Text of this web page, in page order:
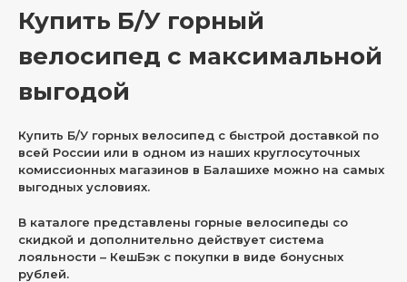
Купить Б/У горный
велосипед с максимальной
выгодой
Купить Б/У горных велосипед с быстрой доставкой по
всей России или в одном из наших круглосуточных
комиссионных магазинов в Балашихе можно на самых
выгодных условиях.
В каталоге представлены горные велосипеды со
скидкой и дополнительно действует система
лояльности – КешБэк с покупки в виде бонусных
рублей.